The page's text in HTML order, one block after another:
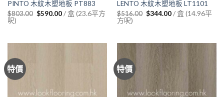
PINTO 木紋木塑地板 PT883
$803.00 Original
price
$590.00Current
price
/ 盒 (23.6平方
呎)
LENTO 木紋木塑地板 LT1101
$516.00 Original
price
$344.00Current
price
/ 盒 (14.96平
方呎)
特價 特價